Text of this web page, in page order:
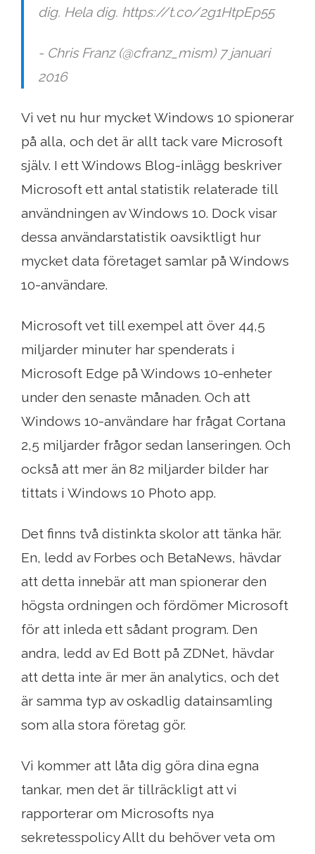
dig. Hela dig. https://t.co/2g1HtpEp55
- Chris Franz (@cfranz_mism) 7 januari
2016
Vi vet nu hur mycket Windows 10 spionerar
på alla, och det är allt tack vare Microsoft
själv. I ett Windows Blog-inlägg beskriver
Microsoft ett antal statistik relaterade till
användningen av Windows 10. Dock visar
dessa användarstatistik oavsiktligt hur
mycket data företaget samlar på Windows
10-användare.
Microsoft vet till exempel att över 44,5
miljarder minuter har spenderats i
Microsoft Edge på Windows 10-enheter
under den senaste månaden. Och att
Windows 10-användare har frågat Cortana
2,5 miljarder frågor sedan lanseringen. Och
också att mer än 82 miljarder bilder har
tittats i Windows 10 Photo app.
Det finns två distinkta skolor att tänka här.
En, ledd av Forbes och BetaNews, hävdar
att detta innebär att man spionerar den
högsta ordningen och fördömer Microsoft
för att inleda ett sådant program. Den
andra, ledd av Ed Bott på ZDNet, hävdar
att detta inte är mer än analytics, och det
är samma typ av oskadlig datainsamling
som alla stora företag gör.
Vi kommer att låta dig göra dina egna
tankar, men det är tillräckligt att vi
rapporterar om Microsofts nya
sekretesspolicy Allt du behöver veta om